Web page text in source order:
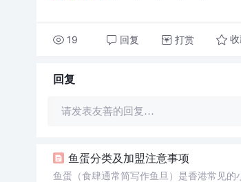
19 回复 打赏
回复
请发表友善的回复…
鱼蛋分类及加盟注意事项
鱼蛋（食肆通常简写作鱼旦）是香港常见